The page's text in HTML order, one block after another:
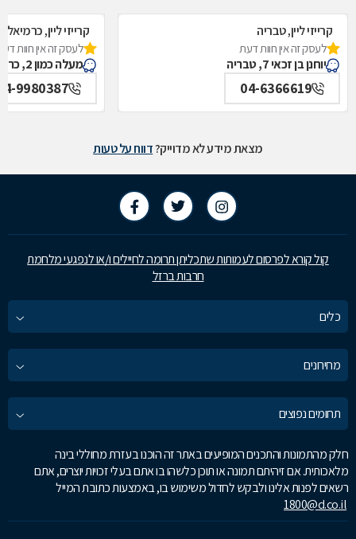
קרייזי ליין, טבריה
לעסק זה אין חוות דעת
יוחנן בן זכאי 7, טבריה
04-6366619
קרייזי ליין, כרמיאל
לעסק זה אין חוות
מעלה כמון 2, כרמיאל
9980387
מצאת מידע לא מדוייק?דווח על טעות
קול קורא לפרסום לעמותות שתכליתן תרומה לחיילים ו/או לנפגעי מלחמת
חרבות ברזל
כלים
מחירונים
תחומים נפוצים
חלק מהתמונות והתכנים המופיעים באתר זה הוכנו בעזרת מחוללי בינה
מלאכותית. אם זיהיתם תמונה או תוכן כלשהו בו אתם בעלי זכויות יוצרים, אתם
רשאים לפנות אלינו ולבקש לחדול משימוש בו, באמצעות כתובת המייל
1800@d.co.il